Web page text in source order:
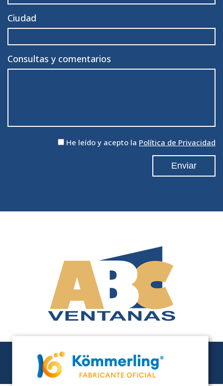
Ciudad
Consultas y comentarios
He leído y acepto la Política de Privacidad